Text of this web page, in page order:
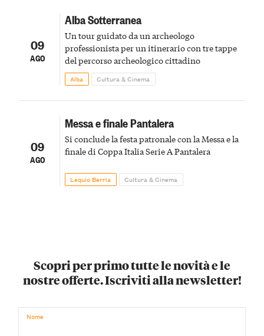
09
AGO
Alba Sotterranea
Un tour guidato da un archeologo
professionista per un itinerario con tre tappe
del percorso archeologico cittadino
Alba Cultura & Cinema
09
AGO
Messa e finale Pantalera
Si conclude la festa patronale con la Messa e la
finale di Coppa Italia Serie A Pantalera
Lequio Berria Cultura & Cinema
Scopri per primo tutte le novità e le
nostre offerte. Iscriviti alla newsletter!
Nome